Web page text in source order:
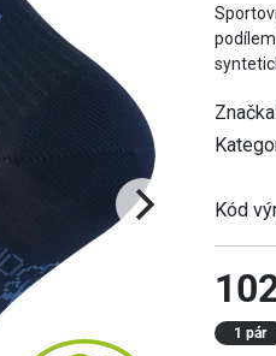
Značka:
Kód
1 pár